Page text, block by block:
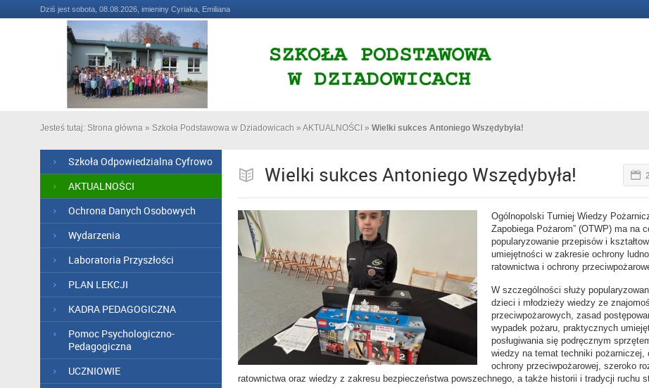
Dziś jest sobota, 08.08.2026, imieniny Cyriaka, Emiliana
Jesteś tutaj: Strona główna » Szkoła Podstawowa w Dziadowicach » AKTUALNOŚCI » Wielki sukces Antoniego Wszędybyła!
Szkoła Odpowiedzialna Cyfrowo
AKTUALNOŚCI
Ochrona Danych Osobowych
Wydarzenia
Laboratoria Przyszłości
PLAN LEKCJI
KADRA PEDAGOGICZNA
Pomoc Psychologiczno-
Pedagogiczna
UCZNIOWIE
Wielki sukces Antoniego Wszędybyła!
Ogólnopolski Turniej Wiedzy
Zapobiega Pożarom” (OTWP) ma na
popularyzowanie przepisów i
umiejętności w zakresie ochrony
ratownictwa i ochrony
W szczególności służy
dzieci i młodzieży wiedzy ze
przeciwpożarowych, zasad
wypadek pożaru, praktycznych
posługiwania się podręcznym
wiedzy na temat techniki pożarniczej,
ochrony przeciwpożarowej, szeroko
ratownictwa oraz wiedzy z zakresu bezpieczeństwa powszechnego, a także historii i tradycji ruchu